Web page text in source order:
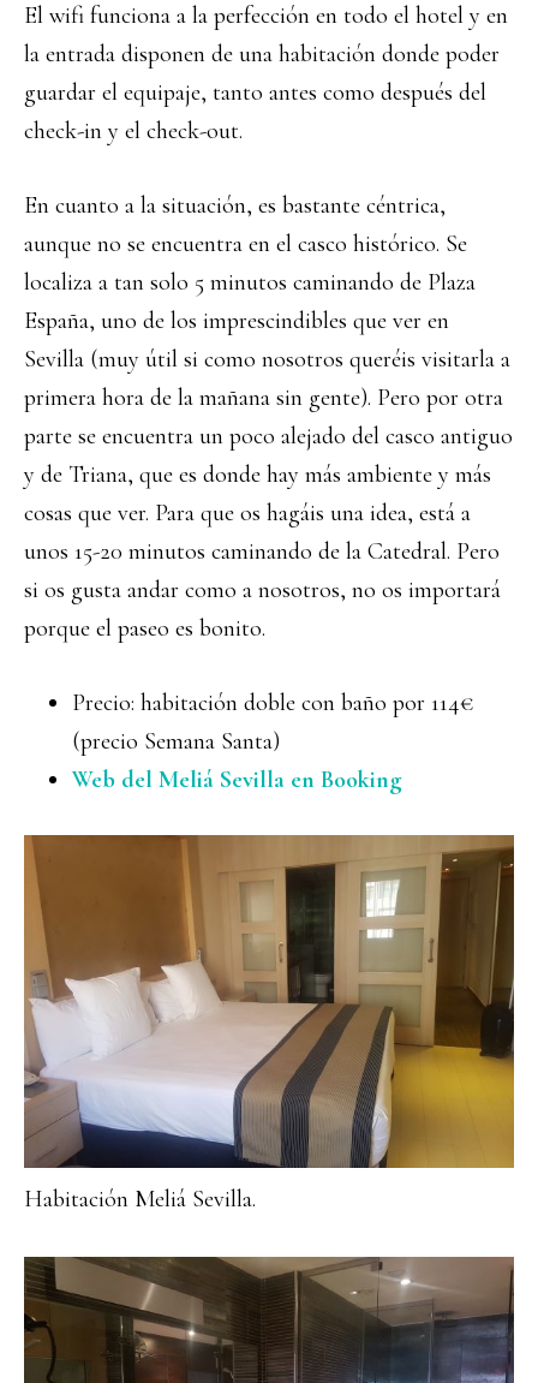
El wifi funciona a la perfección en todo el hotel y en
la entrada disponen de una habitación donde poder
guardar el equipaje, tanto antes como después del
check-in y el check-out.
En cuanto a la situación, es bastante céntrica,
aunque no se encuentra en el casco histórico. Se
localiza a tan solo 5 minutos caminando de Plaza
España, uno de los imprescindibles que ver en
Sevilla (muy útil si como nosotros queréis visitarla a
primera hora de la mañana sin gente). Pero por otra
parte se encuentra un poco alejado del casco antiguo
y de Triana, que es donde hay más ambiente y más
cosas que ver. Para que os hagáis una idea, está a
unos 15-20 minutos caminando de la Catedral. Pero
si os gusta andar como a nosotros, no os importará
porque el paseo es bonito.
Precio: habitación doble con baño por 114€
(precio Semana Santa)
Web del Meliá Sevilla en Booking
Habitación Meliá Sevilla.